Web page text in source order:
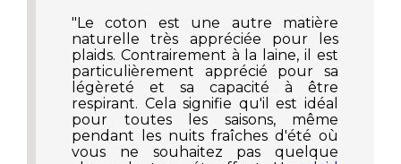
"Le coton est une autre matière
naturelle très appréciée pour les
plaids. Contrairement à la laine, il est
particulièrement apprécié pour sa
légèreté et sa capacité à être
respirant. Cela signifie qu'il est idéal
pour toutes les saisons, même
pendant les nuits fraîches d'été où
vous ne souhaitez pas quelque